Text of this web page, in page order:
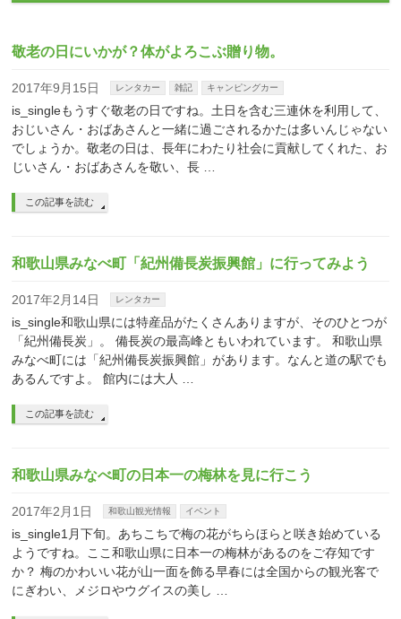
敬老の日にいかが？体がよろこぶ贈り物。
2017年9月15日 レンタカー 雑記 キャンピングカー
is_singleもうすぐ敬老の日ですね。土日を含む三連休を利用して、
おじいさん・おばあさんと一緒に過ごされるかたは多いんじゃない
でしょうか。敬老の日は、長年にわたり社会に貢献してくれた、お
じいさん・おばあさんを敬い、長 …
この記事を読む
和歌山県みなべ町「紀州備長炭振興館」に行ってみよう
2017年2月14日 レンタカー
is_single和歌山県には特産品がたくさんありますが、そのひとつが
「紀州備長炭」。 備長炭の最高峰ともいわれています。 和歌山県
みなべ町には「紀州備長炭振興館」があります。なんと道の駅でも
あるんですよ。 館内には大人 …
この記事を読む
和歌山県みなべ町の日本一の梅林を見に行こう
2017年2月1日 和歌山観光情報 イベント
is_single1月下旬。あちこちで梅の花がちらほらと咲き始めている
ようですね。ここ和歌山県に日本一の梅林があるのをご存知です
か？ 梅のかわいい花が山一面を飾る早春には全国からの観光客で
にぎわい、メジロやウグイスの美し …